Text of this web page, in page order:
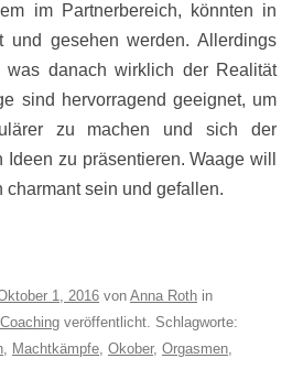
im Partnerbereich, könnten in
und gesehen werden. Allerdings
was danach wirklich der Realität
sind hervorragend geeignet, um
zu machen und sich der
zu präsentieren. Waage will
charmant sein und gefallen.
1, 2016 von Anna Roth in
veröffentlicht. Schlagworte:
, Machtkämpfe, Okober, Orgasmen,